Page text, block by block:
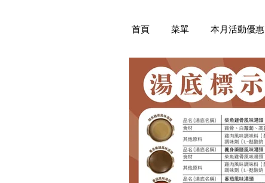
首頁 菜單 本月活動優惠